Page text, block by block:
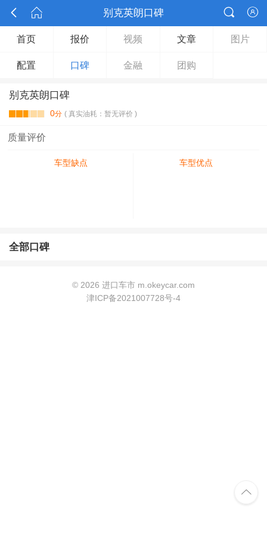
  别克英朗口碑 

首页 报价 视频 文章 图片
配置 口碑 金融 团购
别克英朗口碑
0分 ( 真实油耗：暂无评价 )
质量评价
车型缺点 车型优点
全部口碑
© 2026 进口车市 m.okeycar.com
津ICP备2021007728号-4
